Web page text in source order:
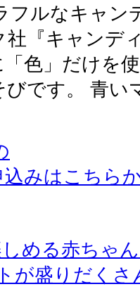
フルなキャン
社『キャンデ
色」だけを
びです。 青
みはこちら
しめる赤ちゃ
が盛りだくさ